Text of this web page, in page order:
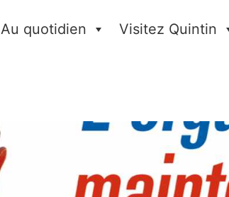
Au quotidien Visitez Quintin